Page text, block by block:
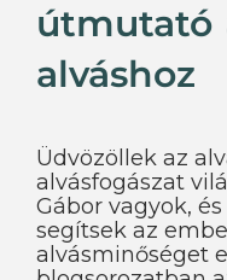
útmutató
alváshoz
Üdvözöllek az
alvásfogászat
Gábor vagyok,
segítsek az
alvásminőséget